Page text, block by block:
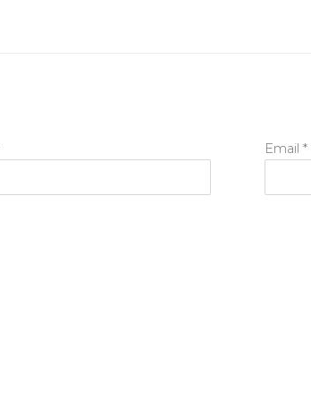
Email *